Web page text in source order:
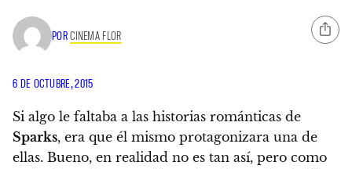
PORCINEMA FLOR
6 DE OCTUBRE, 2015
Si algo le faltaba a las historias románticas de
Sparks, era que él mismo protagonizara una de
ellas. Bueno, en realidad no es tan así, pero como